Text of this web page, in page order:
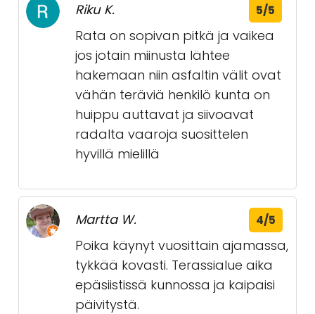
Riku K. 5/5
Rata on sopivan pitkä ja vaikea
jos jotain miinusta lähtee
hakemaan niin asfaltin välit ovat
vähän teräviä henkilö kunta on
huippu auttavat ja siivoavat
radalta vaaroja suosittelen
hyvillä mielillä
Martta W. 4/5
Poika käynyt vuosittain ajamassa,
tykkää kovasti. Terassialue aika
epäsiistissä kunnossa ja kaipaisi
päivitystä.